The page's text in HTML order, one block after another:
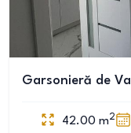
Garsonieră de
42.00 m2